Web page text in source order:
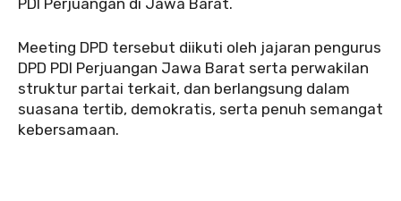
PDI Perjuangan di Jawa Barat.
Meeting DPD tersebut diikuti oleh jajaran pengurus
DPD PDI Perjuangan Jawa Barat serta perwakilan
struktur partai terkait, dan berlangsung dalam
suasana tertib, demokratis, serta penuh semangat
kebersamaan.